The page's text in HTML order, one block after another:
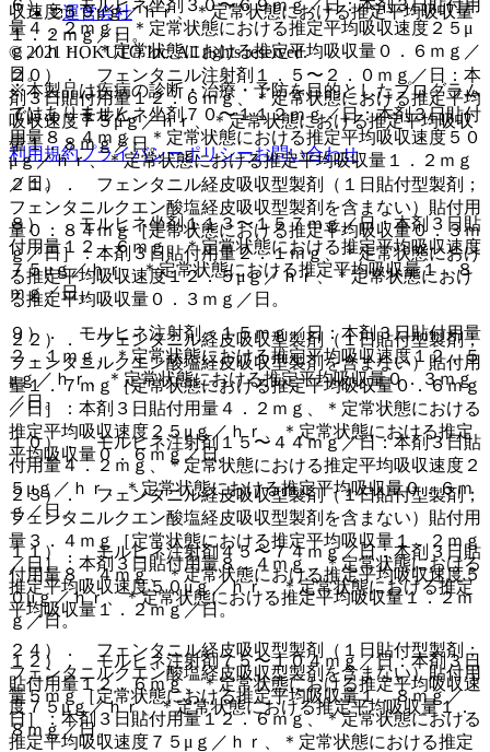
収速度５０μｇ／ｈｒ、＊定常状態における推定平均吸収量
１．２ｍｇ／日。
２０）． フェンタニル注射剤１．５〜２．０ｍｇ／日：本
剤３日貼付用量１２．６ｍｇ、＊定常状態における推定平均
吸収速度７５μｇ／ｈｒ、＊定常状態における推定平均吸収
量１．８ｍｇ／日。
２１）． フェンタニル経皮吸収型製剤（１日貼付型製剤；
フェンタニルクエン酸塩経皮吸収型製剤を含まない）貼付用
量０．８４ｍｇ［定常状態における推定平均吸収量０．３ｍ
ｇ／日］：本剤３日貼付用量２．１ｍｇ、＊定常状態におけ
る推定平均吸収速度１２．５μｇ／ｈｒ、＊定常状態におけ
る推定平均吸収量０．３ｍｇ／日。
２２）． フェンタニル経皮吸収型製剤（１日貼付型製剤；
フェンタニルクエン酸塩経皮吸収型製剤を含まない）貼付用
量１．７ｍｇ［定常状態における推定平均吸収量０．６ｍｇ
／日］：本剤３日貼付用量４．２ｍｇ、＊定常状態における
推定平均吸収速度２５μｇ／ｈｒ、＊定常状態における推定
平均吸収量０．６ｍｇ／日。
２３）． フェンタニル経皮吸収型製剤（１日貼付型製剤；
フェンタニルクエン酸塩経皮吸収型製剤を含まない）貼付用
量３．４ｍｇ［定常状態における推定平均吸収量１．２ｍｇ
／日］：本剤３日貼付用量８．４ｍｇ、＊定常状態における
推定平均吸収速度５０μｇ／ｈｒ、＊定常状態における推定
平均吸収量１．２ｍｇ／日。
２４）． フェンタニル経皮吸収型製剤（１日貼付型製剤；
フェンタニルクエン酸塩経皮吸収型製剤を含まない）貼付用
量５ｍｇ［定常状態における推定平均吸収量１．８ｍｇ／
日］：本剤３日貼付用量１２．６ｍｇ、＊定常状態における
推定平均吸収速度７５μｇ／ｈｒ、＊定常状態における推定
６）． モルヒネ坐剤３０〜６９ｍｇ／日：本剤３日貼付用
量４．２ｍｇ、＊定常状態における推定平均吸収速度２５μ
ｇ／ｈｒ、＊定常状態における推定平均吸収量０．６ｍｇ／
日。
７）． モルヒネ坐剤７０〜１１２ｍｇ／日：本剤３日貼付
用量８．４ｍｇ、＊定常状態における推定平均吸収速度５０
μｇ／ｈｒ、＊定常状態における推定平均吸収量１．２ｍｇ
／日。
８）． モルヒネ坐剤１１３〜１５７ｍｇ／日：本剤３日貼
付用量１２．６ｍｇ、＊定常状態における推定平均吸収速度
７５μｇ／ｈｒ、＊定常状態における推定平均吸収量１．８
ｍｇ／日。
９）． モルヒネ注射剤＜１５ｍｇ／日：本剤３日貼付用量
２．１ｍｇ、＊定常状態における推定平均吸収速度１２．５
μｇ／ｈｒ、＊定常状態における推定平均吸収量０．３ｍｇ
／日。
１０）． モルヒネ注射剤１５〜４４ｍｇ／日：本剤３日貼
付用量４．２ｍｇ、＊定常状態における推定平均吸収速度２
５μｇ／ｈｒ、＊定常状態における推定平均吸収量０．６ｍ
ｇ／日。
１１）． モルヒネ注射剤４５〜７４ｍｇ／日：本剤３日貼
付用量８．４ｍｇ、＊定常状態における推定平均吸収速度５
０μｇ／ｈｒ、＊定常状態における推定平均吸収量１．２ｍ
ｇ／日。
１２）． モルヒネ注射剤７５〜１０４ｍｇ／日：本剤３日
貼付用量１２．６ｍｇ、＊定常状態における推定平均吸収速
度７５μｇ／ｈｒ、＊定常状態における推定平均吸収量１．
８ｍｇ／日。
運営会社
© 2021 HOKUTO Inc. All rights reserved.
※本製品は疾病の診断・治療・予防を目的としたプログラム
ではありません。
利用規約プライバシーポリシーお問い合わせ